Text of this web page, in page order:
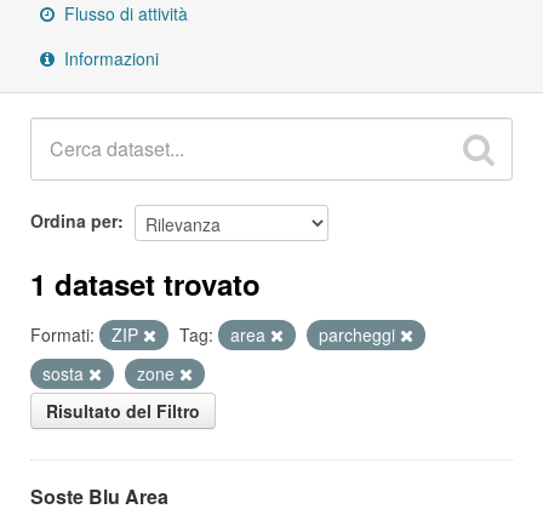
Flusso di attività
Informazioni
Ordina per
1 dataset trovato
Formati: ZIP Tag: area
parcheggi
sosta
zone
Risultato del Filtro
Soste Blu Area